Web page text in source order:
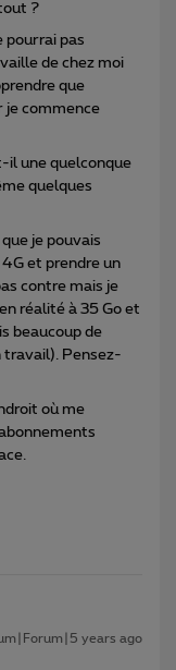
?
pourrai pas
de chez moi
que
je commence
il une quelconque
quelques
je pouvais
et prendre un
contre mais je
réalité à 35 Go et
beaucoup de
travail). Pensez-
où me
years ago